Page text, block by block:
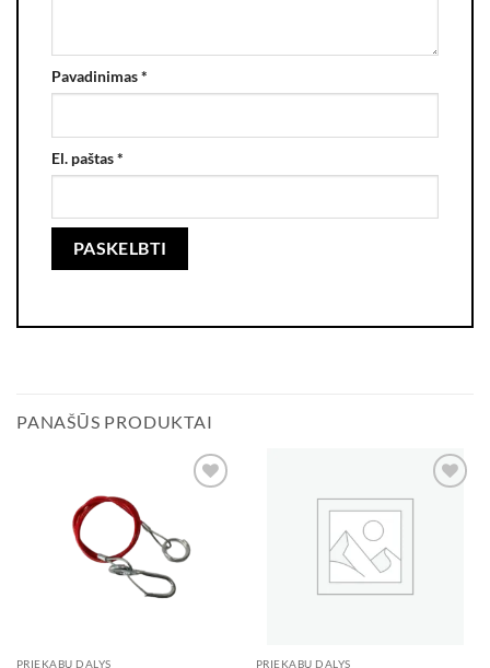
Pavadinimas*
El. paštas*
PANAŠŪS PRODUKTAI
PRIEKABŲ DALYS PRIEKABŲ DALYS